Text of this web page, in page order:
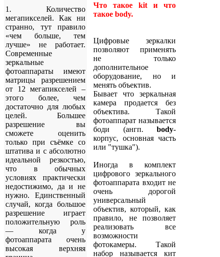
1. Количество
мегапикселей. Как ни
странно, тут правило
«чем больше, тем
лучше» не работает.
Современные
зеркальные
фотоаппараты имеют
матрицы разрешением
от 12 мегапикселей –
этого более, чем
достаточно для любых
целей. Большее
разрешение вы
сможете оценить
только при съёмке со
штатива и с абсолютно
идеальной резкостью,
что в обычных
условиях практически
недостижимо, да и не
нужно. Единственный
случай, когда большое
разрешение играет
положительную роль
— когда у
фотоаппарата очень
высокая верхняя
Что такое kit и что
такое body.
Цифровые зеркалки
позволяют применять
не только
дополнительное
оборудование, но и
менять объектив.
Бывает что зеркальная
камера продается без
объектива. Такой
фотоаппарат называется
боди (ангп. body-
корпус, основная часть
или "тушка").
Иногда в комплект
цифрового зеркального
фотоаппарата входит не
очень дорогой
универсальный
объектив, который, как
правило, не позволяет
реализовать все
возможности
фотокамеры. Такой
набор называется кит